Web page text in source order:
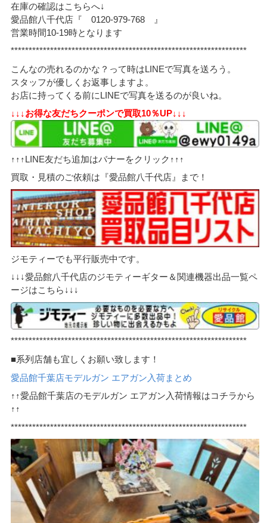
在庫の確認はこちらへ↓
愛品館八千代店『 0120-979-768 』
営業時間10-19時となります
******************************************************************
こんなの売れるのかな？って時はLINEで写真を送ろう。
スタッフが優しくお返事しますよ。
お店に持ってくる前にLINEで写真を送るのが良いね。
↓↓↓お得な友だちクーポンで買取10％UP↓↓↓
↑↑↑LINE友だち追加はバナーをクリック↑↑↑
買取・見積のご依頼は『愛品館八千代店』まで！
ジモティーでも平行販売中です。
↓↓↓愛品館八千代店のジモティーギター＆関連機器出品一覧ペ
ージはこちら↓↓↓
******************************************************************
■系列店舗も宜しくお願い致します！
愛品館千葉店モデルガン エアガン入荷まとめ
↑↑愛品館千葉店のモデルガン エアガン入荷情報はコチラから
↑↑
******************************************************************